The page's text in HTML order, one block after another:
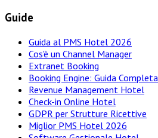
Guide
Guida al PMS Hotel 2026
Cos'è un Channel Manager
Extranet Booking
Booking Engine: Guida Completa
Revenue Management Hotel
Check-in Online Hotel
GDPR per Strutture Ricettive
Miglior PMS Hotel 2026